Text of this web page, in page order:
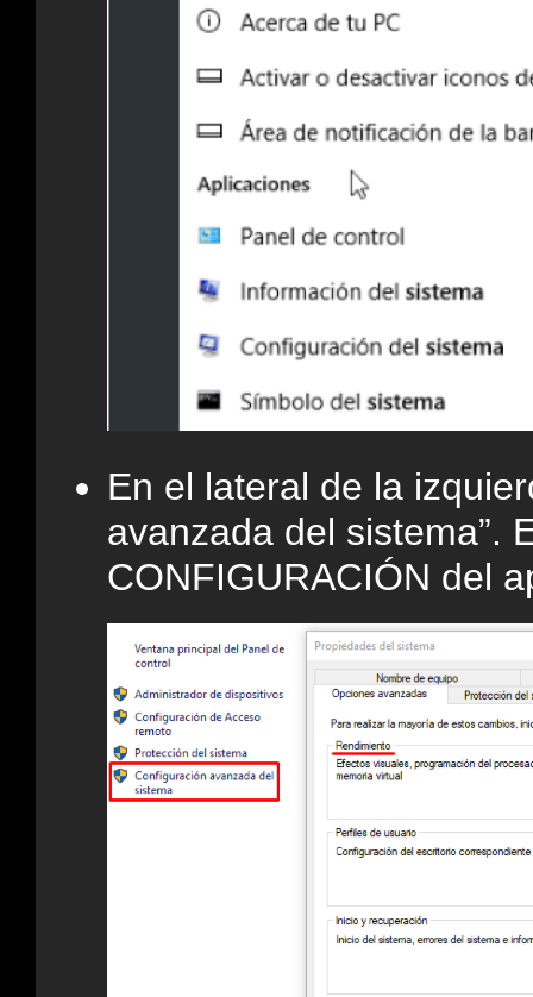
En el lateral de la
avanzada del sistema”.
CONFIGURACIÓN del